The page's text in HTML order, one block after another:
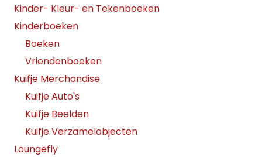
Kinder- Kleur- en Tekenboeken
Kinderboeken
Boeken
Vriendenboeken
Kuifje Merchandise
Kuifje Auto's
Kuifje Beelden
Kuifje Verzamelobjecten
Loungefly